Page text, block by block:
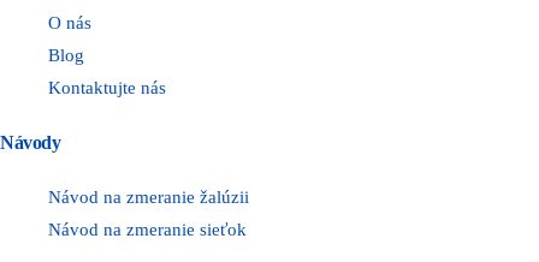
O nás
Blog
Kontaktujte nás
Návody
Návod na zmeranie žalúzii
Návod na zmeranie sieťok